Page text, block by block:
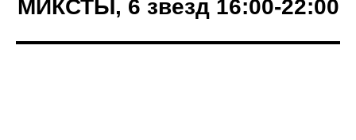
МИКСТЫ, 6 звезд 16:00-22:00